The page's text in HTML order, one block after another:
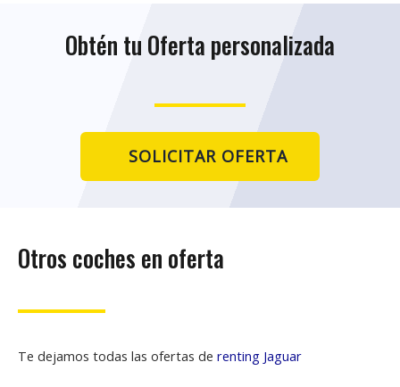
Obtén tu Oferta personalizada
SOLICITAR OFERTA
Otros coches en oferta
Te dejamos todas las ofertas de renting Jaguar